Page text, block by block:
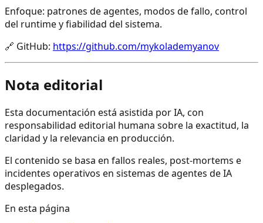
Enfoque: patrones de agentes, modos de fallo, control
del runtime y fiabilidad del sistema.
🔗 GitHub: https://github.com/mykolademyanov
Nota editorial
Esta documentación está asistida por IA, con
responsabilidad editorial humana sobre la exactitud, la
claridad y la relevancia en producción.
El contenido se basa en fallos reales, post-mortems e
incidentes operativos en sistemas de agentes de IA
desplegados.
En esta página